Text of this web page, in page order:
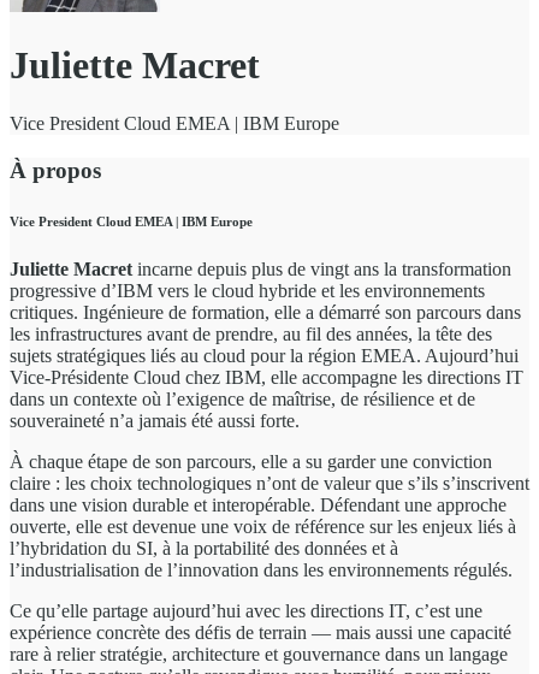
Juliette Macret
Vice President Cloud EMEA | IBM Europe
À propos
Vice President Cloud EMEA | IBM Europe
Juliette Macret incarne depuis plus de vingt ans la transformation
progressive d’IBM vers le cloud hybride et les environnements
critiques. Ingénieure de formation, elle a démarré son parcours dans
les infrastructures avant de prendre, au fil des années, la tête des
sujets stratégiques liés au cloud pour la région EMEA. Aujourd’hui
Vice-Présidente Cloud chez IBM, elle accompagne les directions IT
dans un contexte où l’exigence de maîtrise, de résilience et de
souveraineté n’a jamais été aussi forte.
À chaque étape de son parcours, elle a su garder une conviction
claire : les choix technologiques n’ont de valeur que s’ils s’inscrivent
dans une vision durable et interopérable. Défendant une approche
ouverte, elle est devenue une voix de référence sur les enjeux liés à
l’hybridation du SI, à la portabilité des données et à
l’industrialisation de l’innovation dans les environnements régulés.
Ce qu’elle partage aujourd’hui avec les directions IT, c’est une
expérience concrète des défis de terrain — mais aussi une capacité
rare à relier stratégie, architecture et gouvernance dans un langage